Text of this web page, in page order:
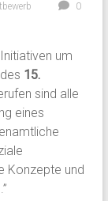
0
um
15.
sind alle
eines
Konzepte und